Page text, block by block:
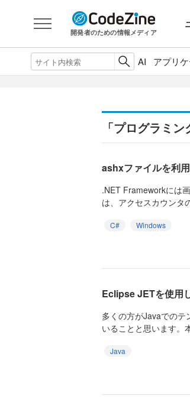
開発者のための情報メディア
AI アプリ
「プログラミ
ashxファイルを利
.NET Frameworkには
は、アクセスカウンタ
C#
Windows
Eclipse JETを使用
多くの方がJavaでのテ
いることと思います。
Java